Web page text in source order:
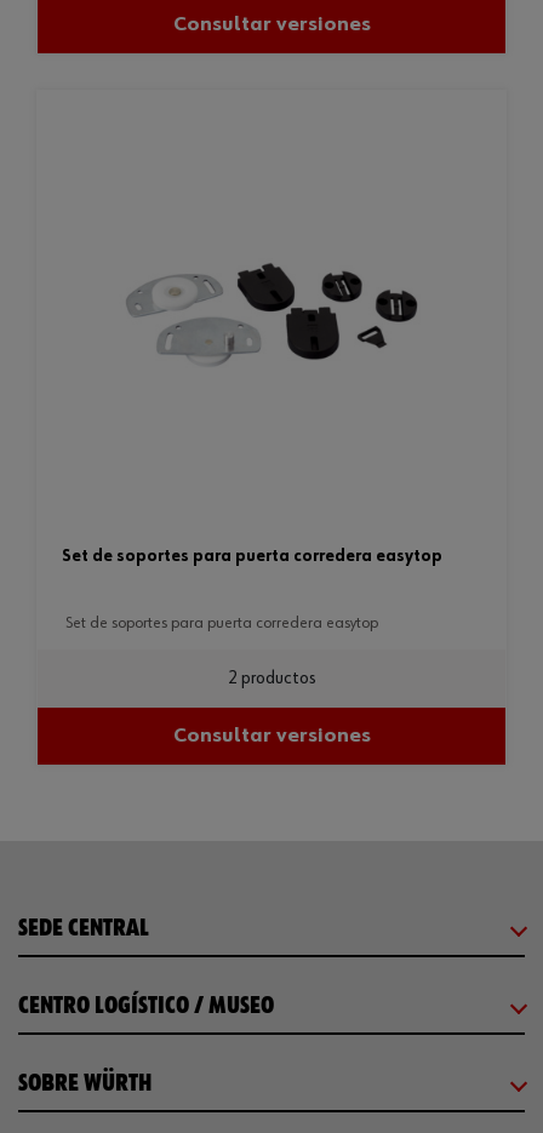
Consultar versiones
set de soportes para puerta corredera easytop
set de soportes para puerta corredera easytop
2 productos
Consultar versiones
SEDE CENTRAL
CENTRO LOGÍSTICO / MUSEO
SOBRE WÜRTH